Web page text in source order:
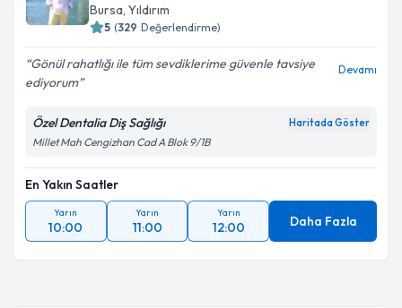
Bursa, Yıldırım
5 (329 Değerlendirme)
Gönül rahatlığı ile tüm sevdiklerime güvenle tavsiye
ediyorum
Devamı
Özel Dentalia Diş Sağlığı Haritada Göster
Millet Mah Cengizhan Cad A Blok 9/1B
En Yakın Saatler
Yarın
10:00
Yarın
11:00
Yarın
12:00 Daha Fazla